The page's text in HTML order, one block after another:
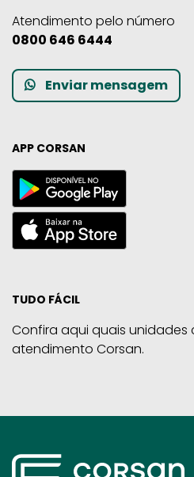
Atendimento pelo número
0800 646 6444
Enviar mensagem
APP CORSAN
TUDO FÁCIL
Confira aqui quais
atendimento Corsan.